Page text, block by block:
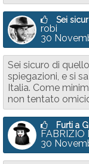
Sei
robi
30
Sei sicuro di
spiegazioni, e si
Italia. Come
non tentato
Furti a
FABRIZIO
30